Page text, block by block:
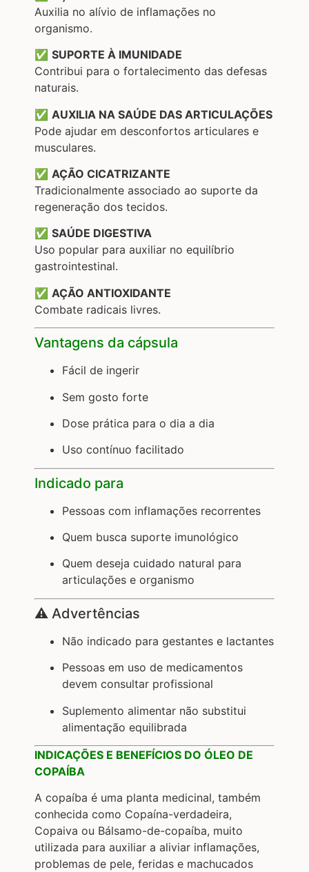
Auxilia no alívio de inflamações no
organismo.
✅ SUPORTE À IMUNIDADE
Contribui para o fortalecimento das defesas
naturais.
✅ AUXILIA NA SAÚDE DAS ARTICULAÇÕES
Pode ajudar em desconfortos articulares e
musculares.
✅ AÇÃO CICATRIZANTE
Tradicionalmente associado ao suporte da
regeneração dos tecidos.
✅ SAÚDE DIGESTIVA
Uso popular para auxiliar no equilíbrio
gastrointestinal.
✅ AÇÃO ANTIOXIDANTE
Combate radicais livres.
Vantagens da cápsula
Fácil de ingerir
Sem gosto forte
Dose prática para o dia a dia
Uso contínuo facilitado
Indicado para
Pessoas com inflamações recorrentes
Quem busca suporte imunológico
Quem deseja cuidado natural para
articulações e organismo
⚠️ Advertências
Não indicado para gestantes e lactantes
Pessoas em uso de medicamentos
devem consultar profissional
Suplemento alimentar não substitui
alimentação equilibrada
INDICAÇÕES E BENEFÍCIOS DO ÓLEO DE
COPAÍBA
A copaíba é uma planta medicinal, também
conhecida como Copaína-verdadeira,
Copaiva ou Bálsamo-de-copaíba, muito
utilizada para auxiliar a aliviar inflamações,
problemas de pele, feridas e machucados